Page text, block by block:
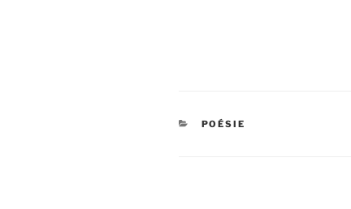
CATÉGORIES
POÉSIE